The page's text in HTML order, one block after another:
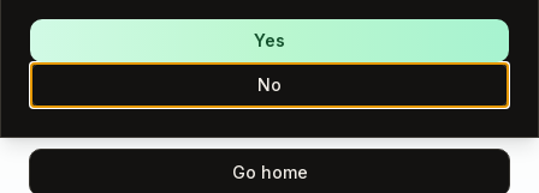
Please try again.
Try again
Go home
No
Yes